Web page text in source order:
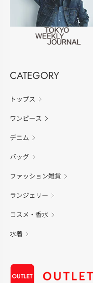
CATEGORY
トップス
ワンピース
デニム
バッグ
ファッション雑貨
ランジェリー
コスメ・香水
水着